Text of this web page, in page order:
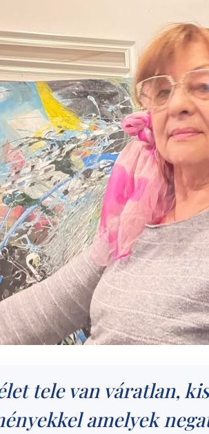
tele van váratlan,
amelyek